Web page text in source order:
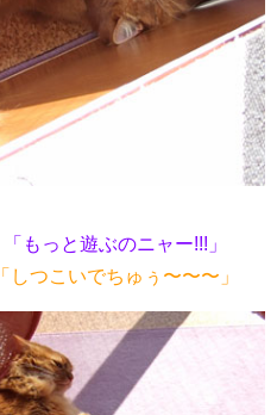
「もっと遊ぶのニャー!!!」
「しつこいでちゅぅ〜〜〜」